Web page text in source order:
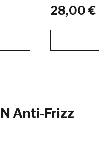
28,00 €
Anti-Frizz